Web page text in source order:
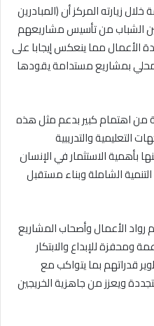
زيارته المركز أن (المبادرين
الشباب من تأسيس مشاريعهم
الأعمال مما ينعكس إيجابا على
بمشاريع مستدامة يقودها
من اهتمام كبير بدعم مثل هذه
التعليمية والتدريبية
بأهمية الاستثمار في الإنسان
الشاملة وبناء مستقبل
الأعمال وأصحاب المشاريع
ومحفزة للإبداع والابتكار
قدراتهم بما يتواكب مع
ويعزز من جاهزية الخريجين